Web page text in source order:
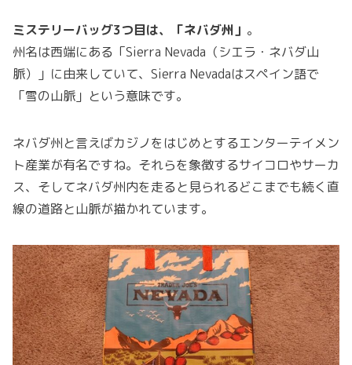
ミステリーバッグ3つ目は、「ネバダ州」 。
州名は西端にある「Sierra Nevada（シエラ・ネバダ山
脈）」に由来していて、Sierra Nevadaはスペイン語で
「雪の山脈」という意味です。
ネバダ州と言えばカジノをはじめとするエンターテイメン
ト産業が有名ですね。それらを象徴するサイコロやサーカ
ス、そしてネバダ州内を走ると見られるどこまでも続く直
線の道路と山脈が描かれています。